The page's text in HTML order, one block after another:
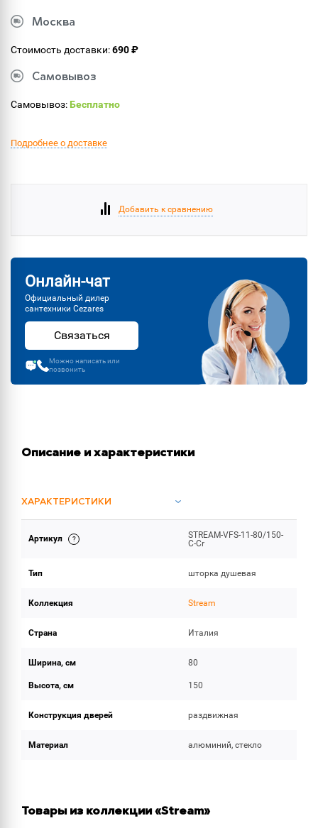
Москва
Стоимость доставки:690 ₽
Самовывоз
Самовывоз:Бесплатно
Подробнее о доставке
Добавить к сравнению
Онлайн-чат
Официальный дилер
сантехники Cezares
Связаться
Можно написать или
позвонить
Описание и характеристики
ХАРАКТЕРИСТИКИ
ОБЪЕМ ПОСТАВКИ
Артикул
STREAM-VFS-11-80/150-
C-Cr
Тип шторка душевая
Коллекция Stream
Страна Италия
Ширина, см 80
Высота, см 150
Конструкция дверей раздвижная
Материал алюминий, стекло
Товары из коллекции «Stream»